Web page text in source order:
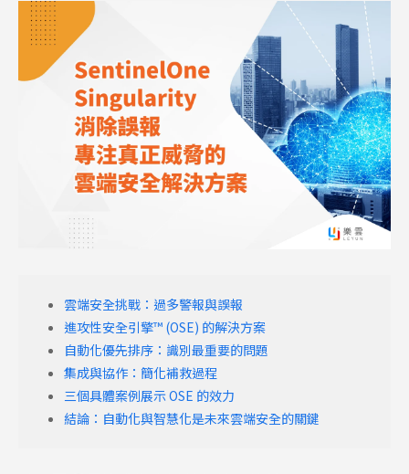
雲端安全挑戰：過多警報與誤報
進攻性安全引擎™ (OSE) 的解決方案
自動化優先排序：識別最重要的問題
集成與協作：簡化補救過程
三個具體案例展示 OSE 的效力
結論：自動化與智慧化是未來雲端安全的關鍵